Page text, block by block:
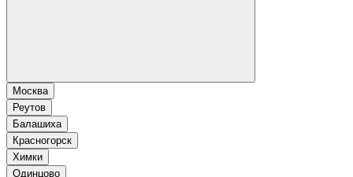
Москва
Реутов
Балашиха
Красногорск
Химки
Одинцово